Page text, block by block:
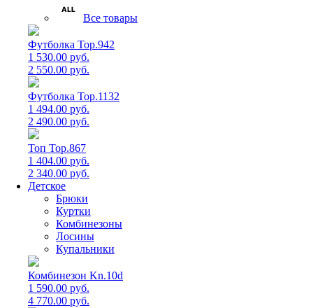
Все товары
Футболка Top.942
1 530.00 руб.
2 550.00 руб.
Футболка Top.1132
1 494.00 руб.
2 490.00 руб.
Топ Top.867
1 404.00 руб.
2 340.00 руб.
Детское
Брюки
Куртки
Комбинезоны
Лосины
Купальники
Комбинезон Kn.10d
1 590.00 руб.
4 770.00 руб.